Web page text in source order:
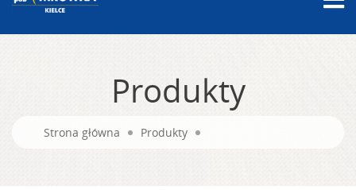
Produkty
Strona główna Produkty